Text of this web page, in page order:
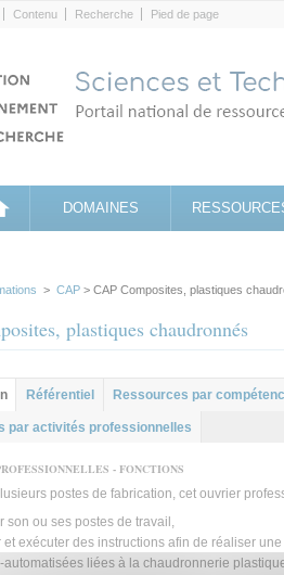
Contenu Recherche Pied de page
DOMAINES
> CAP > CAP Composites, plastiques
plastiques chaudronnés
Référentiel Ressources par
par activités professionnelles
- FONCTIONS
postes de fabrication, cet ouvrier
son ou ses postes de travail,
et exécuter des instructions afin de réaliser
automatisées liées à la chaudronnerie